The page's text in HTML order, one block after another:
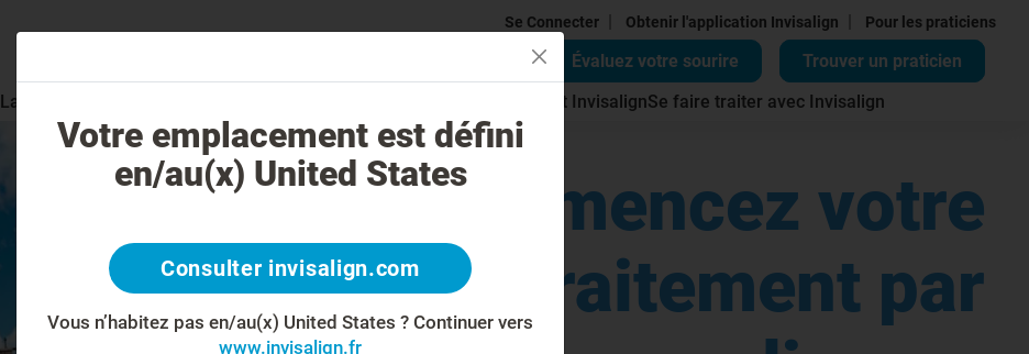
Se Connecter Obtenir l'application Invisalign Pour les praticiens
Évaluez votre sourire
Trouver un praticien
La particularité du traitement Invisalign Coût du traitement InvisalignSe faire traiter avec Invisalign
Commencez votre
traitement par
Votre emplacement est défini
en/au(x) United States
Consulter invisalign.com
Vous n’habitez pas en/au(x) United States ? Continuer vers
www.invisalign.fr